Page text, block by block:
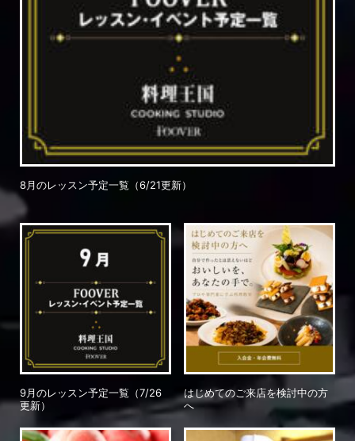
8月のレッスン予定一覧（6/21更新）
9月のレッスン予定一覧（7/26
更新）
はじめてのご来店を検討中の方
へ